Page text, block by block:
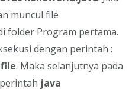
muncul file
folder Program pertama.
dengan perintah :
. Maka selanjutnya pada
java